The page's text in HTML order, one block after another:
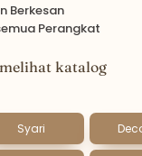
Berkesan
Perangkat
katalog
Syari